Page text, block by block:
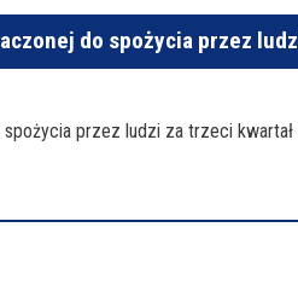
do spożycia przez
przez ludzi za trzeci kwartał